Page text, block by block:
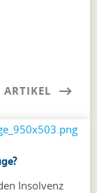
Insolvenz